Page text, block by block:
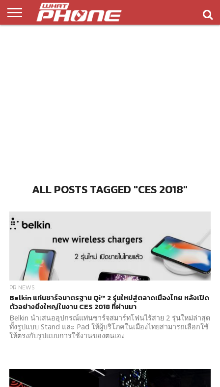
ALL POSTS TAGGED "CES 2018"
PR NEWS
Belkin แท่นชาร์จมาตรฐาน Qi™ 2 รุ่นใหม่สู่ตลาดเมืองไทย หลังเปิด
ตัวอย่างยิ่งใหญ่ในงาน CES 2018 ที่ผ่านมา
Belkin นำเสนออุปกรณ์แท่นชาร์จสมาร์ทโฟนไร้สาย 2 รุ่นใหม่ล่าสุด
ทั้งรูปแบบ Stand และ Pad ให้ผู้บริโภคในเมืองไทยสามารถเลือกใช้
ให้ตรงกับรูปแบบการใช้งานของตนเอง